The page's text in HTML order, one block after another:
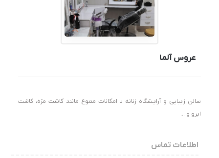
عروس آلما
سالن زیبایی و آرایشگاه زنانه با امکانات متنوع مانند کاشت مژه، کاشت
ابرو و …
اطلاعات تماس